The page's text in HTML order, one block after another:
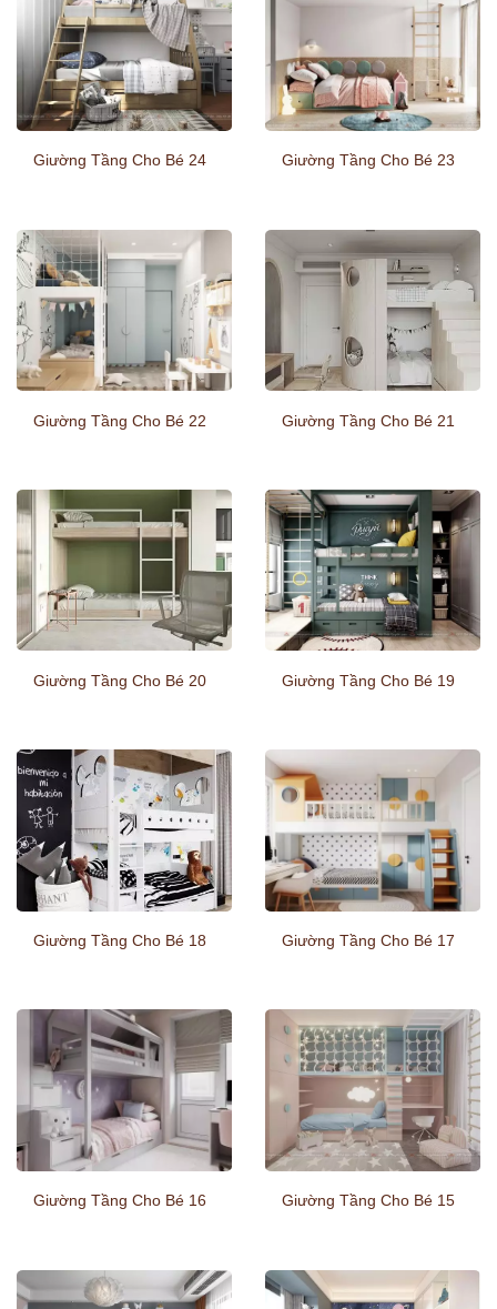
Giường Tầng Cho Bé 24 Giường Tầng Cho Bé 23
Giường Tầng Cho Bé 22 Giường Tầng Cho Bé 21
Giường Tầng Cho Bé 20 Giường Tầng Cho Bé 19
Giường Tầng Cho Bé 18 Giường Tầng Cho Bé 17
Giường Tầng Cho Bé 16 Giường Tầng Cho Bé 15